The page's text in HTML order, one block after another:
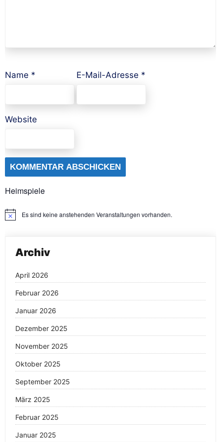
Name * E-Mail-Adresse *
Website
Heimspiele
HinweisEs sind keine anstehenden Veranstaltungen vorhanden.
Archiv
April 2026
Februar 2026
Januar 2026
Dezember 2025
November 2025
Oktober 2025
September 2025
März 2025
Februar 2025
Januar 2025